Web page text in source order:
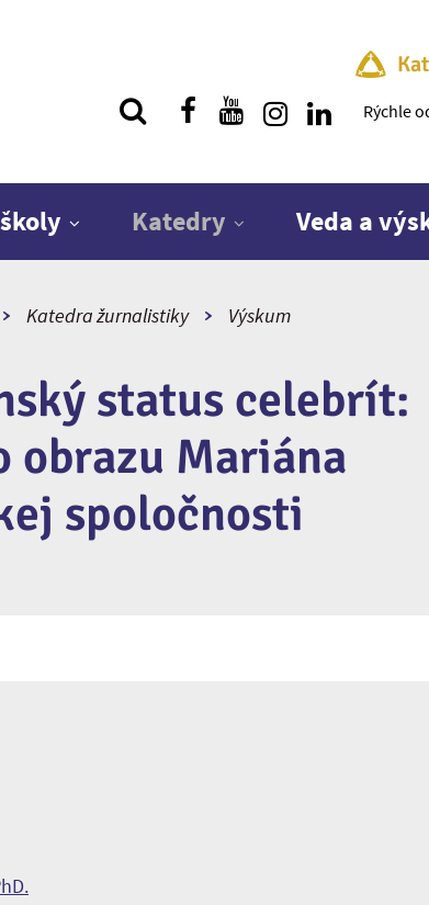
Rýchle
Rýchle
Katedry Veda a
Katedra žurnalistiky Výskum
status celebrít:
obrazu Mariána
spoločnosti